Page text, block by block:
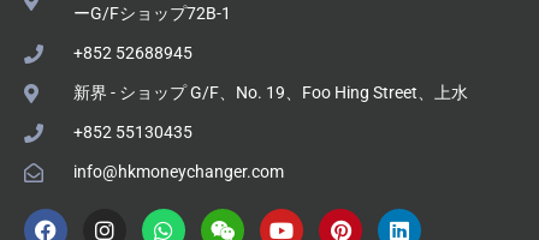
ーG/Fショップ72B-1
+852 52688945
新界 - ショップ G/F、No. 19、Foo Hing Street、上水
+852 55130435
info@hkmoneychanger.com